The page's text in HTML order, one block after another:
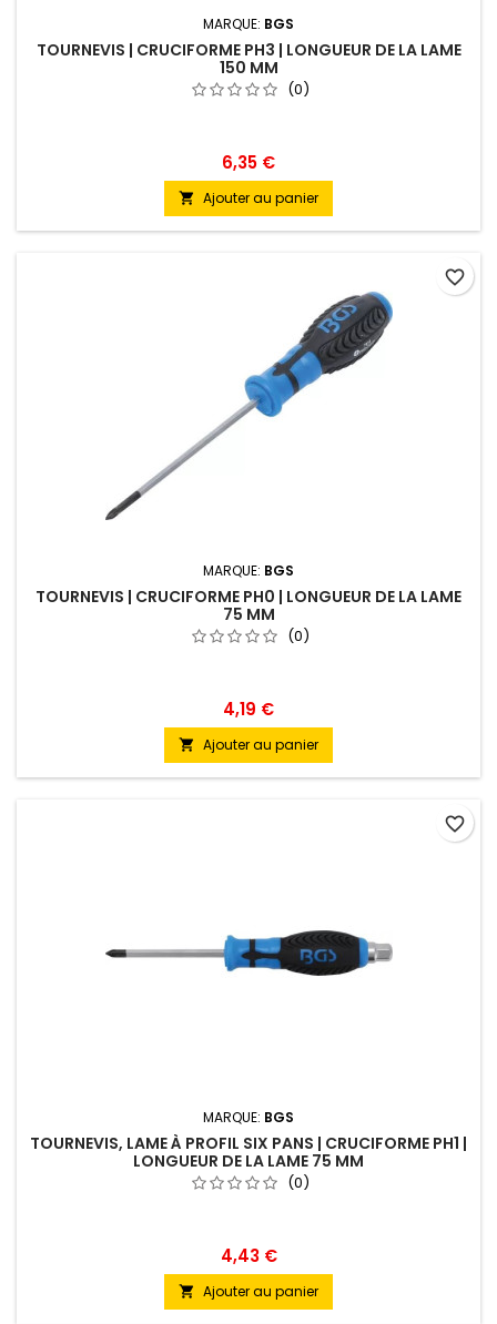
MARQUE: BGS
TOURNEVIS | CRUCIFORME PH3 | LONGUEUR DE LA LAME
150 MM
(0)
6,35 €
 Ajouter au panier
MARQUE: BGS
TOURNEVIS | CRUCIFORME PH0 | LONGUEUR DE LA LAME
75 MM
(0)
4,19 €
 Ajouter au panier
favorite_border
MARQUE: BGS
TOURNEVIS, LAME À PROFIL SIX PANS | CRUCIFORME PH1 |
LONGUEUR DE LA LAME 75 MM
(0)
4,43 €
 Ajouter au panier
favorite_border